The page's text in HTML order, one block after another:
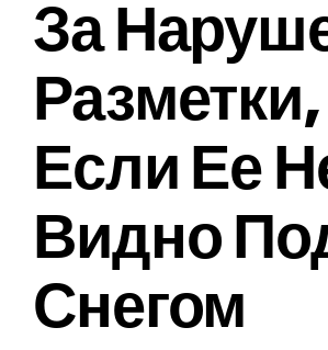
За
Разметки,
Если Ее
Видно
Снегом